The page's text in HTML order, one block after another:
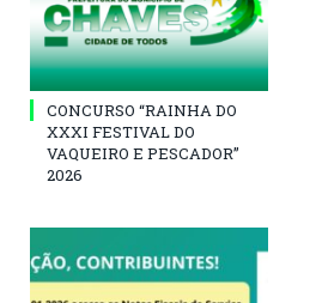
CONCURSO “RAINHA DO
XXXI FESTIVAL DO
VAQUEIRO E PESCADOR”
2026